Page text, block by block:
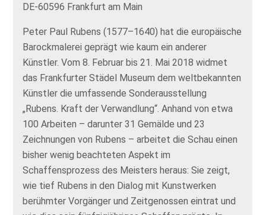
DE-60596 Frankfurt am Main
Peter Paul Rubens (1577–1640) hat die europäische
Barockmalerei geprägt wie kaum ein anderer
Künstler. Vom 8. Februar bis 21. Mai 2018 widmet
das Frankfurter Städel Museum dem weltbekannten
Künstler die umfassende Sonderausstellung
„Rubens. Kraft der Verwandlung“. Anhand von etwa
100 Arbeiten – darunter 31 Gemälde und 23
Zeichnungen von Rubens – arbeitet die Schau einen
bisher wenig beachteten Aspekt im
Schaffensprozess des Meisters heraus: Sie zeigt,
wie tief Rubens in den Dialog mit Kunstwerken
berühmter Vorgänger und Zeitgenossen eintrat und